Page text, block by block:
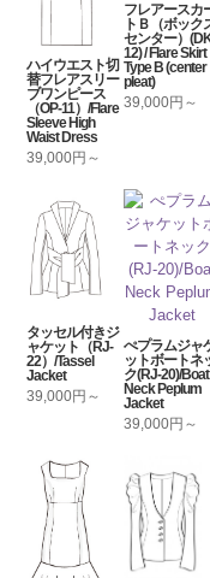
ハイウエスト切
替フレアスリー
ブワンピース
（OP-11）/Flare
Sleeve High
Waist Dress
39,000円～
フレアースカ
トＢ（ボック
センター）
12) / Flare Skirt
Type B (center
pleat)
39,000円～
タッセル付きジ
ャケット（RJ-
22）/Tassel
Jacket
39,000円～
ぺプラムジャ
ットボートネ
ク(RJ-20)/Boat
Neck Peplum
Jacket
39,000円～